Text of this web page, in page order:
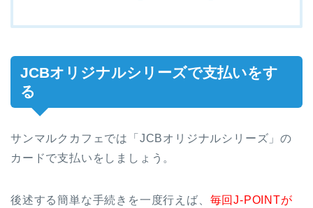
JCBオリジナルシリーズで支払いをす
る
サンマルクカフェでは「JCBオリジナルシリーズ」の
カードで支払いをしましょう。
後述する簡単な手続きを一度行えば、 毎回J-POINTが